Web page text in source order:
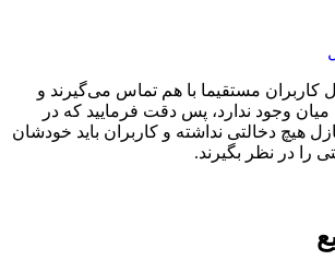
مستقیما با هم تماس می‌گیرند و
ندارد، پس دقت فرمایید که در
نداشته و کاربران باید خودشان
نظر بگیرند.